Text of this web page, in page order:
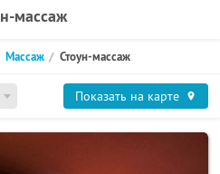
массаж
Массаж Стоун-массаж
Показать на карте